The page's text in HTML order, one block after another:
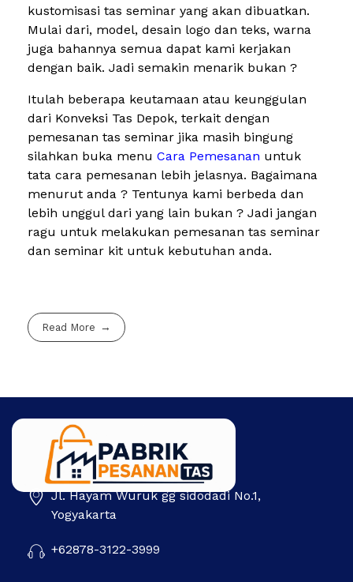
kustomisasi tas seminar yang akan dibuatkan.
Mulai dari, model, desain logo dan teks, warna
juga bahannya semua dapat kami kerjakan
dengan baik. Jadi semakin menarik bukan ?
Itulah beberapa keutamaan atau keunggulan
dari Konveksi Tas Depok, terkait dengan
pemesanan tas seminar jika masih bingung
silahkan buka menu Cara Pemesanan untuk
tata cara pemesanan lebih jelasnya. Bagaimana
menurut anda ? Tentunya kami berbeda dan
lebih unggul dari yang lain bukan ? Jadi jangan
ragu untuk melakukan pemesanan tas seminar
dan seminar kit untuk kebutuhan anda.
Read More
Pabrik Pesanan Tas Jl. Hayam Wuruk gg sidodadi No.1,
Yogyakarta
+62878-3122-3999